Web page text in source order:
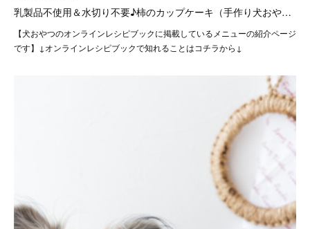
乳製品不使用＆水切り不要♪柿のカップケーキ（手作り犬おや…
【犬おやつのオンラインレシピブックに掲載しているメニューの紹介ページ
です】↓オンラインレシピブックで知れることはコチラから↓